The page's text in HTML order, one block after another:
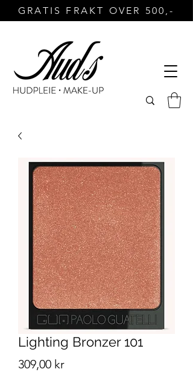
GRATIS FRAKT OVER 500,-
Lighting Bronzer 101
309,00 krPris